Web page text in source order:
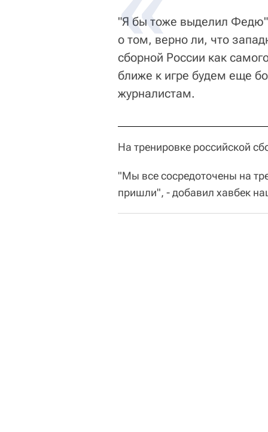
"Я бы тоже выделил
о том, верно ли, что
сборной России как
ближе к игре будем еще
журналистам.
На тренировке российской
"Мы все сосредоточены на
пришли", - добавил хавбек